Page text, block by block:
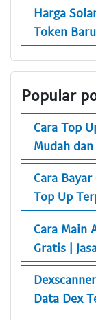
Harga
Token Baru
Popular
Cara Top
Mudah
Cara Bayar
Top Up
Cara Main
Gratis |
Data Dex